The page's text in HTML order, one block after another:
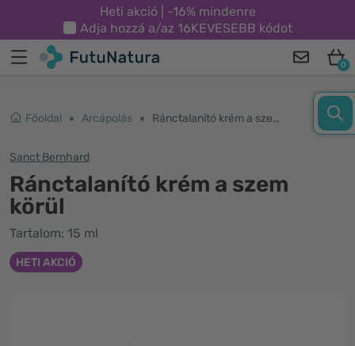
Heti akció | -16% mindenre
Adja hozzá a/az 16KEVESEBB kódot
0
Főoldal Arcápolás Ránctalanító krém a szem körül
Sanct Bernhard
Ránctalanító krém a szem
körül
Tartalom: 15 ml
HETI AKCIÓ